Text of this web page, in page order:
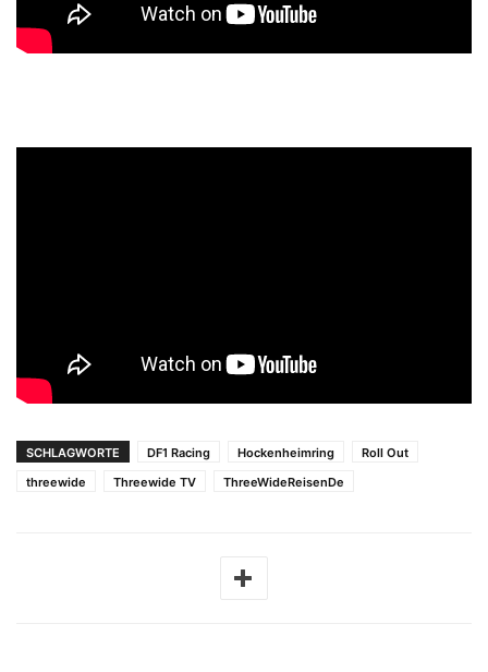
SCHLAGWORTE DF1 Racing Hockenheimring
Roll Out
threewide
Threewide TV ThreeWideReisenDe